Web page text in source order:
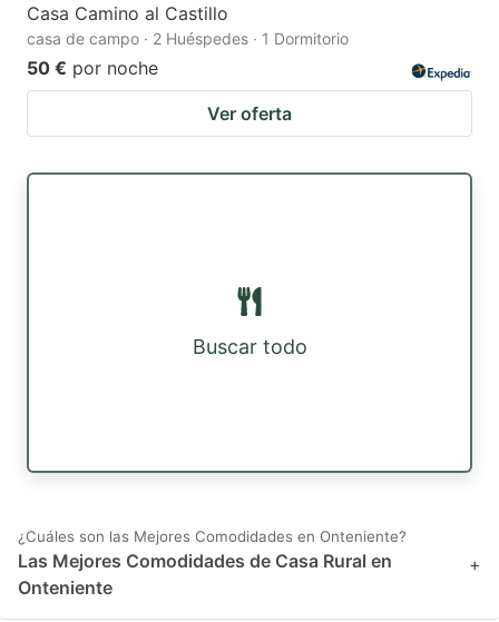
Casa Camino al Castillo
casa de campo · 2 Huéspedes · 1 Dormitorio
50 € por noche
Ver oferta
Buscar todo
¿Cuáles son las Mejores Comodidades en Onteniente?
Las Mejores Comodidades de Casa Rural en
Onteniente
+